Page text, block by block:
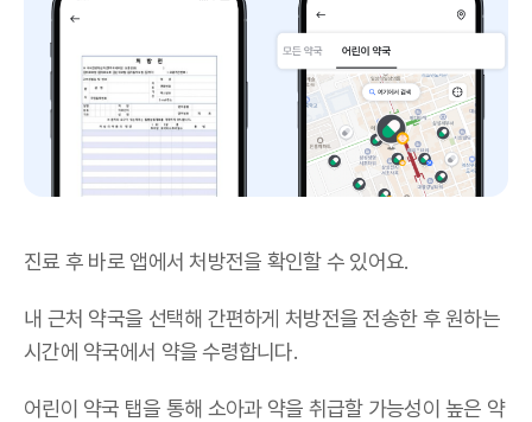
진료 후 바로 앱에서 처방전을 확인할 수 있어요.
내 근처 약국을 선택해 간편하게 처방전을 전송한 후 원하는
시간에 약국에서 약을 수령합니다.
어린이 약국 탭을 통해 소아과 약을 취급할 가능성이 높은 약